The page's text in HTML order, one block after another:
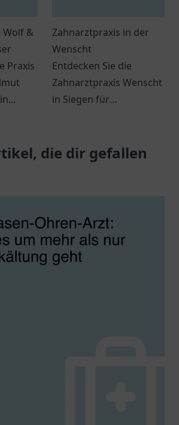
Wolf &
Praxis
Zahnarztpraxis in der
Wenscht
Entdecken Sie die
Zahnarztpraxis Wenscht
in Siegen für
individuelle Betreuung –
Ihr Lächeln ist uns
die dir gefallen